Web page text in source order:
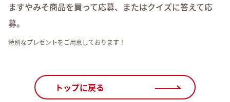
ますやみそ商品を買って応募、またはクイズに答えて応
募。
特別なプレゼントをご用意しております！
トップに戻る